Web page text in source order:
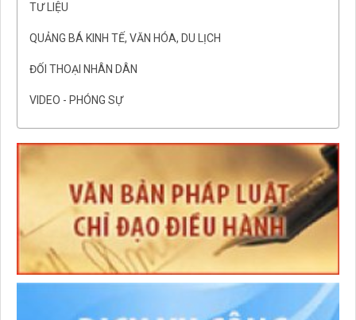
TƯ LIỆU
QUẢNG BÁ KINH TẾ, VĂN HÓA, DU LỊCH
ĐỐI THOẠI NHÂN DÂN
VIDEO - PHÓNG SỰ